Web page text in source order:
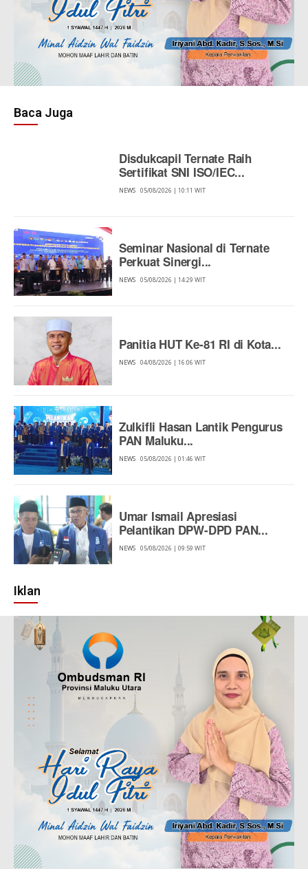
Baca Juga
Disdukcapil Ternate Raih
Sertifikat SNI ISO/IEC...
NEWS 05/08/2026 | 10:11 WIT
Seminar Nasional di Ternate
Perkuat Sinergi...
NEWS 05/08/2026 | 14:29 WIT
Panitia HUT Ke-81 RI di Kota...
NEWS 04/08/2026 | 16:06 WIT
Zulkifli Hasan Lantik Pengurus
PAN Maluku...
NEWS 05/08/2026 | 01:46 WIT
Umar Ismail Apresiasi
Pelantikan DPW-DPD PAN...
NEWS 05/08/2026 | 09:59 WIT
Iklan